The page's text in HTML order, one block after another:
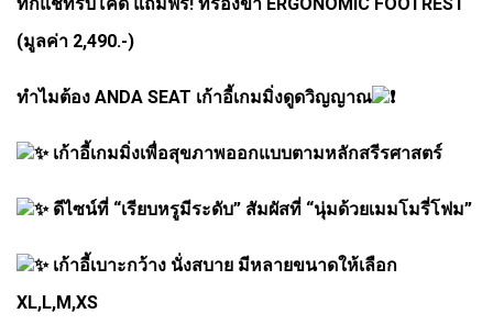
ทักแชทรับโค้ด แถมฟรี! ที่รองขา ERGONOMIC FOOTREST
(มูลค่า 2,490.-)
ทำไมต้อง ANDA SEAT เก้าอี้เกมมิ่งดูดวิญญาณ
เก้าอี้เกมมิ่งเพื่อสุขภาพออกแบบตามหลักสรีรศาสตร์
ดีไซน์ที่ “เรียบหรูมีระดับ” สัมผัสที่ “นุ่มด้วยเมมโมรี่โฟม”
เก้าอี้เบาะกว้าง นั่งสบาย มีหลายขนาดให้เลือก
XL,L,M,XS